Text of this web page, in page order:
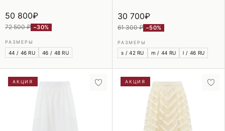
50 800₽
72 500 ₽ −30%
РАЗМЕРЫ
44 / 46 RU 46 / 48 RU
30 700₽
61 300 ₽ −50%
РАЗМЕРЫ
s / 42 RU m / 44 RU l / 46 RU
АКЦИЯ АКЦИЯ